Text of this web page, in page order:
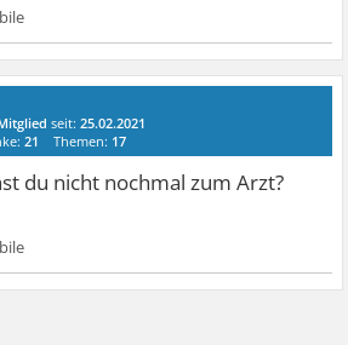
seit:25.02.2021
21 Themen: 17
du nicht nochmal zum Arzt?